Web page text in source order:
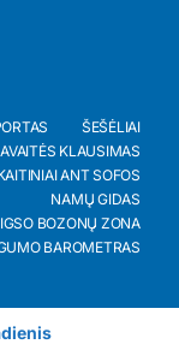
ŠEŠĖLIAI
KLAUSIMAS
ANT SOFOS
NAMŲ GIDAS
BOZONŲ ZONA
BAROMETRAS